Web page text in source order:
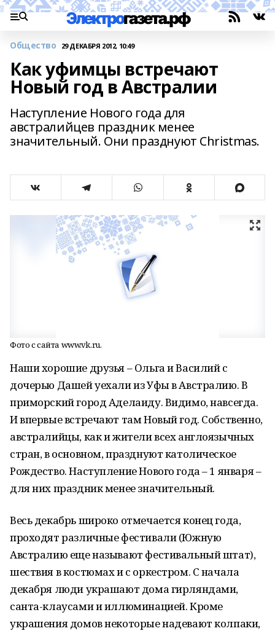
Общество 29 ДЕКАБРЯ 2012, 10:49
Как уфимцы встречают
Новый год в Австралии
Наступление Нового года для
австралийцев праздник менее
значительный. Они празднуют Christmas.
Фото с сайта www.vk.ru.
Наши хорошие друзья – Ольга и Василий с
дочерью Дашей уехали из Уфы в Австралию. В
приморский город Аделаиду. Видимо, навсегда.
И впервые встречают там Новый год. Собственно,
австралийцы, как и жители всех англоязычных
стран, в основном, празднуют католическое
Рождество. Наступление Нового года – 1 января –
для них праздник менее значительный.
Весь декабрь широко отмечается конец года,
проходят различные фестивали (Южную
Австралию еще называют фестивальный штат),
шествия в костюмах и с оркестром. С начала
декабря люди украшают дома гирляндами,
санта-клаусами и иллюминацией. Кроме
украшения домов некоторые надевают колпаки,